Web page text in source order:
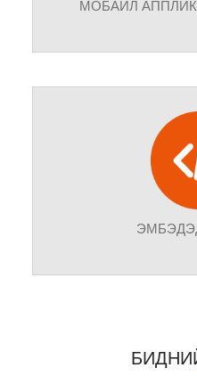
МОБАЙЛ
тулгуурлан iPhone,
утас болон таблет
програм
системүүдийн
электроник